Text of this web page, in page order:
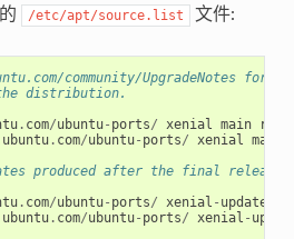
/etc/apt/source.list 文件:
community/UpgradeNotes for
distribution.
. com/ubuntu- ports/ xenial main
ubuntu. com/ubuntu- ports/ xenial main
produced after the final release
. com/ubuntu- ports/ xenial - updates
ubuntu. com/ubuntu- ports/ xenial -